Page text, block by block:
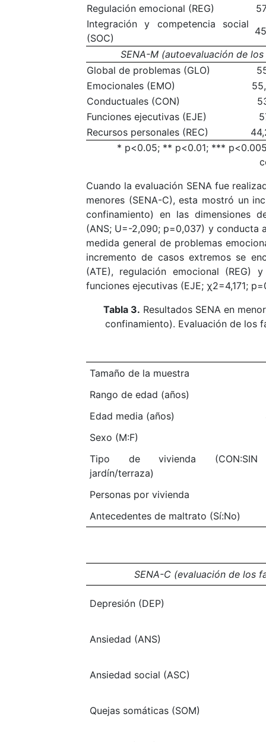
Regulación emocional (REG)
Integración y competencia social
(SOC)
SENA-M (autoevaluación de
Global de problemas (GLO)
Emocionales (EMO)
Conductuales (CON)
Funciones ejecutivas (EJE)
Recursos personales (REC)
* p<0.05; ** p<0.01; ***
Cuando la evaluación SENA fue
menores (SENA-C), esta mostró un
confinamiento) en las dimensiones
(ANS; U=-2,090; p=0,037) y conducta
medida general de problemas
incremento de casos extremos se
(ATE), regulación emocional
funciones ejecutivas (EJE; χ2=4,171;
Tabla 3. Resultados SENA en
confinamiento). Evaluación de los
Tamaño de la muestra
Rango de edad (años)
Edad media (años)
Sexo (M:F)
Tipo de vivienda (CON:SIN
jardín/terraza)
Personas por vivienda
Antecedentes de maltrato (Sí:No)
SENA-C (evaluación de los
Depresión (DEP)
Ansiedad (ANS)
Ansiedad social (ASC)
Quejas somáticas (SOM)